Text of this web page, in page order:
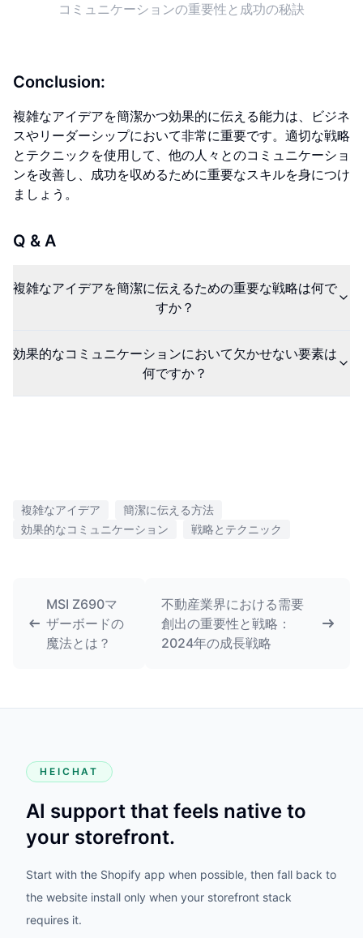
コミュニケーションの重要性と成功の秘訣
Conclusion:
複雑なアイデアを簡潔かつ効果的に伝える能力は、ビジネ
スやリーダーシップにおいて非常に重要です。適切な戦略
とテクニックを使用して、他の人々とのコミュニケーショ
ンを改善し、成功を収めるために重要なスキルを身につけ
ましょう。
Q & A
複雑なアイデアを簡潔に伝えるための重要な戦略は何で
すか？
効果的なコミュニケーションにおいて欠かせない要素は
何ですか？
複雑なアイデア
簡潔に伝える方法
効果的なコミュニケーション
戦略とテクニック
MSI Z690マ
ザーボードの
魔法とは？
不動産業界における需要
創出の重要性と戦略：
2024年の成長戦略
HEICHAT
AI support that feels native to
your storefront.
Start with the Shopify app when possible, then fall back to
the website install only when your storefront stack
requires it.